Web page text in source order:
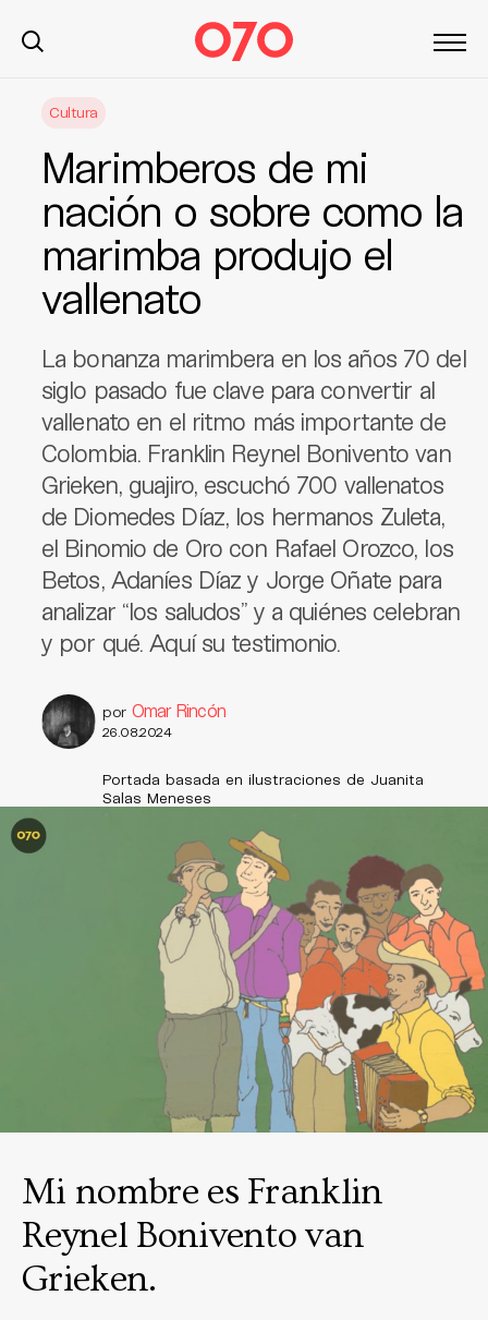
Cultura
Marimberos de mi
nación o sobre como la
marimba produjo el
vallenato
La bonanza marimbera en los años 70 del
siglo pasado fue clave para convertir al
vallenato en el ritmo más importante de
Colombia. Franklin Reynel Bonivento van
Grieken, guajiro, escuchó 700 vallenatos
de Diomedes Díaz, los hermanos Zuleta,
el Binomio de Oro con Rafael Orozco, los
Betos, Adaníes Díaz y Jorge Oñate para
analizar “los saludos” y a quiénes celebran
y por qué. Aquí su testimonio.
por Omar Rincón
26.08.2024
Portada basada en ilustraciones de Juanita
Salas Meneses
Mi nombre es Franklin
Reynel Bonivento van
Grieken.